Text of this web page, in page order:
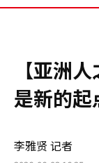
【亚洲
是新的起
李雅贤 记者